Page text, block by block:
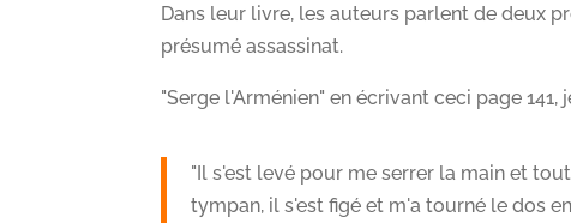
Dans leur livre, les auteurs parlent de deux
présumé assassinat.
"Serge l'Arménien" en écrivant ceci page 141,
"Il s'est levé pour me serrer la main et
tympan, il s'est figé et m'a tourné le dos